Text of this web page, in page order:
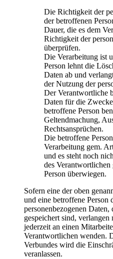
Die Richtigkeit der
der betroffenen
Dauer, die es dem
Richtigkeit der
überprüfen.
Die Verarbeitung ist
Person lehnt die
Daten ab und
der Nutzung der
Der Verantwortliche
Daten für die
betroffene Person
Geltendmachung,
Rechtsansprüchen.
Die betroffene
Verarbeitung gem.
und es steht noch
des Verantwortlichen
Person überwiegen.
Sofern eine der oben
und eine betroffene Person
personenbezogenen
gespeichert sind,
jederzeit an einen
Verantwortlichen wenden.
Verbundes wird die
veranlassen.